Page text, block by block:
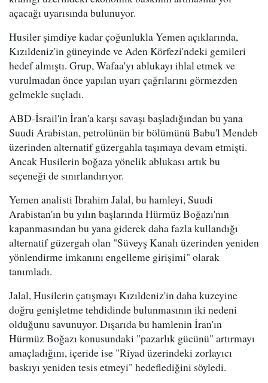
açacağı uyarısında bulunuyor.
Husiler şimdiye kadar çoğunlukla Yemen açıklarında,
Kızıldeniz'in güneyinde ve Aden Körfezi'ndeki gemileri
hedef almıştı. Grup, Wafaa'yı ablukayı ihlal etmek ve
vurulmadan önce yapılan uyarı çağrılarını görmezden
gelmekle suçladı.
ABD-İsrail'in İran'a karşı savaşı başladığından bu yana
Suudi Arabistan, petrolünün bir bölümünü Babu'l Mendeb
üzerinden alternatif güzergahla taşımaya devam etmişti.
Ancak Husilerin boğaza yönelik ablukası artık bu
seçeneği de sınırlandırıyor.
Yemen analisti Ibrahim Jalal, bu hamleyi, Suudi
Arabistan'ın bu yılın başlarında Hürmüz Boğazı'nın
kapanmasından bu yana giderek daha fazla kullandığı
alternatif güzergah olan "Süveyş Kanalı üzerinden yeniden
yönlendirme imkanını engelleme girişimi" olarak
tanımladı.
Jalal, Husilerin çatışmayı Kızıldeniz'in daha kuzeyine
doğru genişletme tehdidinde bulunmasının iki nedeni
olduğunu savunuyor. Dışarıda bu hamlenin İran'ın
Hürmüz Boğazı konusundaki "pazarlık gücünü" artırmayı
amaçladığını, içeride ise "Riyad üzerindeki zorlayıcı
baskıyı yeniden tesis etmeyi" hedeflediğini söyledi.